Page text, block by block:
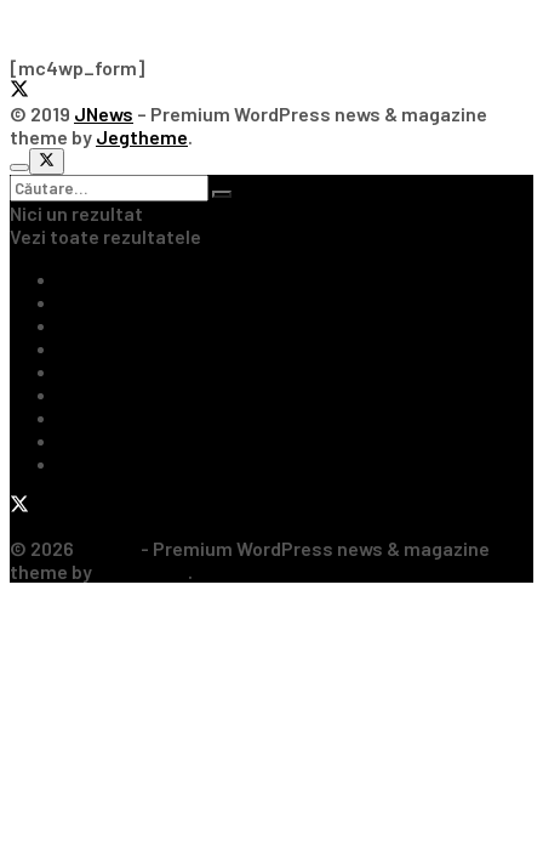
[mc4wp_form]
© 2019 JNews – Premium WordPress news & magazine
theme by Jegtheme.
Nici un rezultat
Vezi toate rezultatele
© 2026
- Premium WordPress news & magazine
theme by
.